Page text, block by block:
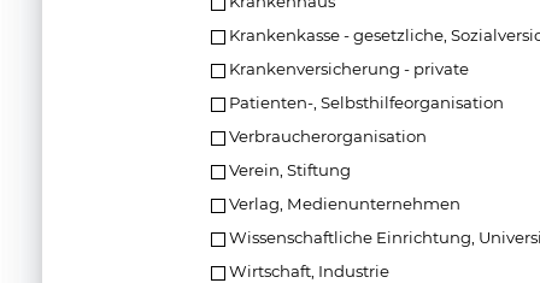
Krankenkasse - gesetzliche,
Krankenversicherung - private
Patienten-, Selbsthilfeorganisation
Verbraucherorganisation
Verein, Stiftung
Verlag, Medienunternehmen
Wissenschaftliche Einrichtung,
Wirtschaft, Industrie